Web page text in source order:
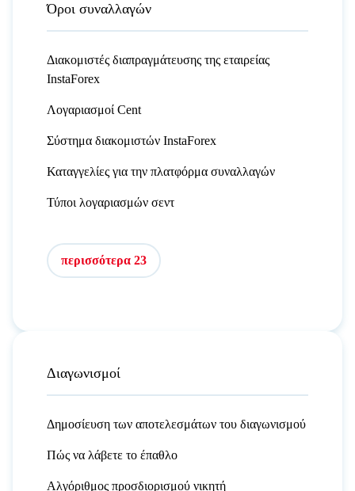
Όροι συναλλαγών
Διακομιστές διαπραγμάτευσης της εταιρείας
InstaForex
Λογαριασμοί Cent
Σύστημα διακομιστών InstaForex
Καταγγελίες για την πλατφόρμα συναλλαγών
Τύποι λογαριασμών σεντ
περισσότερα 23
Διαγωνισμοί
Δημοσίευση των αποτελεσμάτων του διαγωνισμού
Πώς να λάβετε το έπαθλο
Αλγόριθμος προσδιορισμού νικητή